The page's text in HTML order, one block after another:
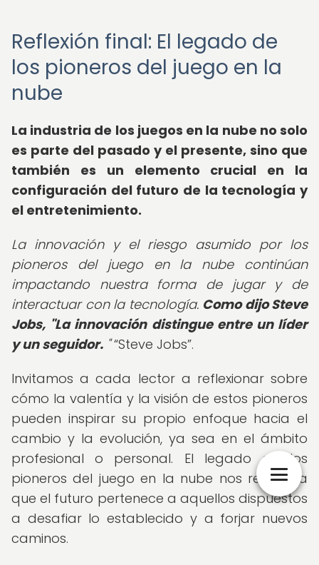
Reflexión final: El legado de
los pioneros del juego en la
nube
La industria de los juegos en la nube no solo
es parte del pasado y el presente, sino que
también es un elemento crucial en la
configuración del futuro de la tecnología y
el entretenimiento.
La innovación y el riesgo asumido por los
pioneros del juego en la nube continúan
impactando nuestra forma de jugar y de
interactuar con la tecnología. Como dijo Steve
Jobs, "La innovación distingue entre un líder
y un seguidor. " Steve Jobs .
Invitamos a cada lector a reflexionar sobre
cómo la valentía y la visión de estos pioneros
pueden inspirar su propio enfoque hacia el
cambio y la evolución, ya sea en el ámbito
profesional o personal. El legado de los
pioneros del juego en la nube nos recuerda
que el futuro pertenece a aquellos dispuestos
a desafiar lo establecido y a forjar nuevos
caminos.